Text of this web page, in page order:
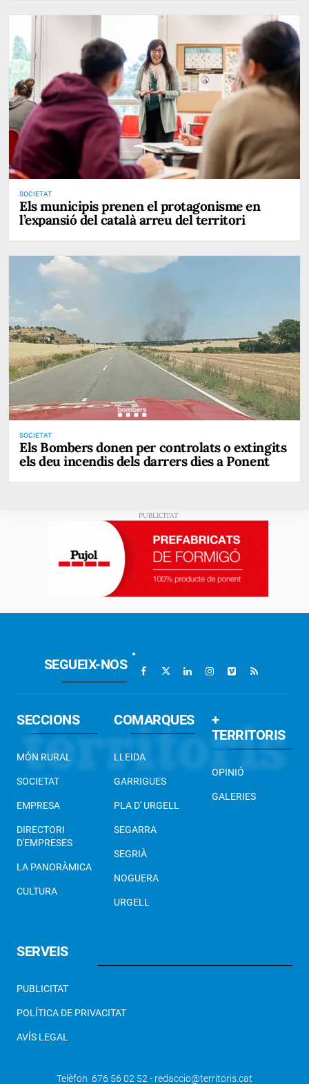
SOCIETAT
Els municipis prenen el protagonisme en
l’expansió del català arreu del territori
SOCIETAT
Els Bombers donen per controlats o extingits
els deu incendis dels darrers dies a Ponent
SEGUEIX-NOS
SECCIONS
MÓN RURAL
SOCIETAT
EMPRESA
DIRECTORI
D'EMPRESES
LA PANORÀMICA
CULTURA
COMARQUES
LLEIDA
GARRIGUES
PLA D' URGELL
SEGARRA
SEGRIÀ
NOGUERA
URGELL
+
TERRITORIS
OPINIÓ
GALERIES
SERVEIS
PUBLICITAT
POLÍTICA DE PRIVACITAT
AVÍS LEGAL
Telèfon 676 56 02 52 - redaccio@territoris.cat